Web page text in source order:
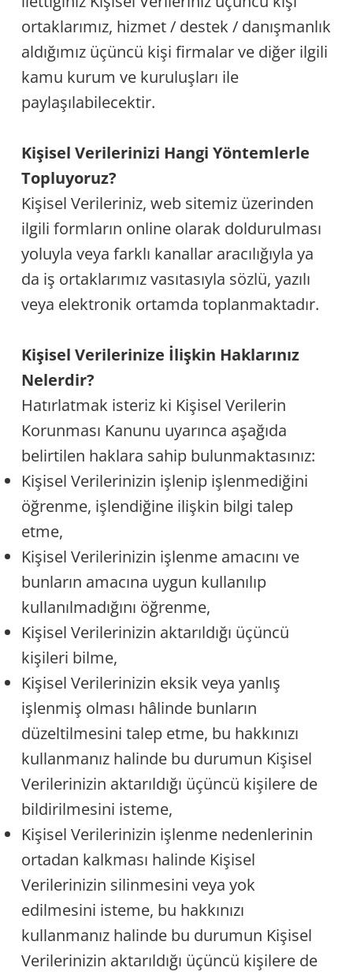
ortaklarımız, hizmet / destek / danışmanlık
aldığımız üçüncü kişi firmalar ve diğer ilgili
kamu kurum ve kuruluşları ile
paylaşılabilecektir.
Kişisel Verilerinizi Hangi Yöntemlerle
Topluyoruz?
Kişisel Verileriniz, web sitemiz üzerinden
ilgili formların online olarak doldurulması
yoluyla veya farklı kanallar aracılığıyla ya
da iş ortaklarımız vasıtasıyla sözlü, yazılı
veya elektronik ortamda toplanmaktadır.
Kişisel Verilerinize İlişkin Haklarınız
Nelerdir?
Hatırlatmak isteriz ki Kişisel Verilerin
Korunması Kanunu uyarınca aşağıda
belirtilen haklara sahip bulunmaktasınız:
Kişisel Verilerinizin işlenip işlenmediğini
öğrenme, işlendiğine ilişkin bilgi talep
etme,
Kişisel Verilerinizin işlenme amacını ve
bunların amacına uygun kullanılıp
kullanılmadığını öğrenme,
Kişisel Verilerinizin aktarıldığı üçüncü
kişileri bilme,
Kişisel Verilerinizin eksik veya yanlış
işlenmiş olması hâlinde bunların
düzeltilmesini talep etme, bu hakkınızı
kullanmanız halinde bu durumun Kişisel
Verilerinizin aktarıldığı üçüncü kişilere de
bildirilmesini isteme,
Kişisel Verilerinizin işlenme nedenlerinin
ortadan kalkması halinde Kişisel
Verilerinizin silinmesini veya yok
edilmesini isteme, bu hakkınızı
kullanmanız halinde bu durumun Kişisel
Verilerinizin aktarıldığı üçüncü kişilere de